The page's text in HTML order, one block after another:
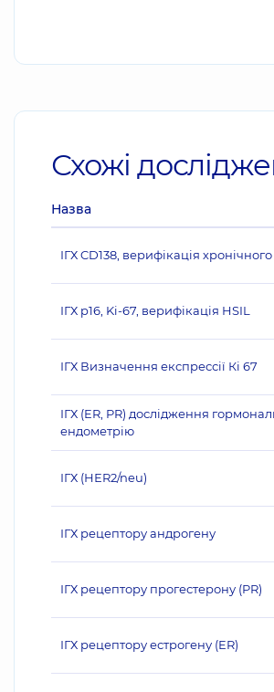
Схожі
Назва
ІГХ CD138, верифікація
ІГХ p16, Ki-67, верифікація HSIL
ІГХ Визначення експрессії Кі 67
ІГХ (ER, PR) дослідження
ендометрію
ІГХ (НЕR2/neu)
ІГХ рецептору андрогену
ІГХ рецептору прогестерону (PR)
ІГХ рецептору естрогену (ER)